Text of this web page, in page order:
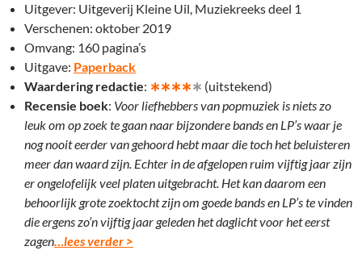
Uitgever: Uitgeverij Kleine Uil, Muziekreeks deel 1
Verschenen: oktober 2019
Omvang: 160 pagina’s
Uitgave: Paperback
Waardering redactie: ∗∗∗∗∗ (uitstekend)
Recensie boek: Voor liefhebbers van popmuziek is niets zo
leuk om op zoek te gaan naar bijzondere bands en LP’s waar je
nog nooit eerder van gehoord hebt maar die toch het beluisteren
meer dan waard zijn. Echter in de afgelopen ruim vijftig jaar zijn
er ongelofelijk veel platen uitgebracht. Het kan daarom een
behoorlijk grote zoektocht zijn om goede bands en LP’s te vinden
die ergens zo’n vijftig jaar geleden het daglicht voor het eerst
zagen…lees verder >